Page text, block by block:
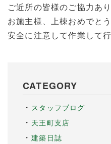
ご近所の皆様のご協力あ
お施主様、上棟おめでと
安全に注意して作業して行
CATEGORY
スタッフブログ
天王町支店
建築日誌